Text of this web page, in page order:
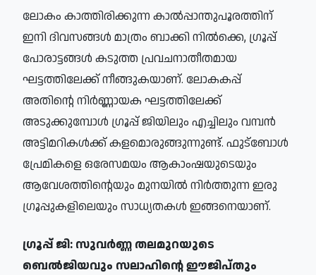
ലോകം കാത്തിരിക്കുന്ന കാൽപ്പാന്തുപൂരത്തിന്
ഇനി ദിവസങ്ങൾ മാത്രം ബാക്കി നിൽക്കെ, ഗ്രൂപ്പ്
പോരാട്ടങ്ങൾ കടുത്ത പ്രവചനാതീതമായ
ഘട്ടത്തിലേക്ക് നീങ്ങുകയാണ്. ലോകകപ്പ്
അതിന്റെ നിർണ്ണായക ഘട്ടത്തിലേക്ക്
അടുക്കുമ്പോൾ ഗ്രൂപ്പ് ജിയിലും എച്ചിലും വമ്പൻ
അട്ടിമറികൾക്ക് കളമൊരുങ്ങുന്നുണ്ട്. ഫുട്ബോൾ
പ്രേമികളെ ഒരേസമയം ആകാംഷയുടെയും
ആവേശത്തിന്റെയും മുനയിൽ നിർത്തുന്ന ഇരു
ഗ്രൂപ്പുകളിലെയും സാധ്യതകൾ ഇങ്ങനെയാണ്.
ഗ്രൂപ്പ് ജി: സുവർണ്ണ തലമുറയുടെ
ബെൽജിയവും സലാഹിന്റെ ഈജിപ്തും